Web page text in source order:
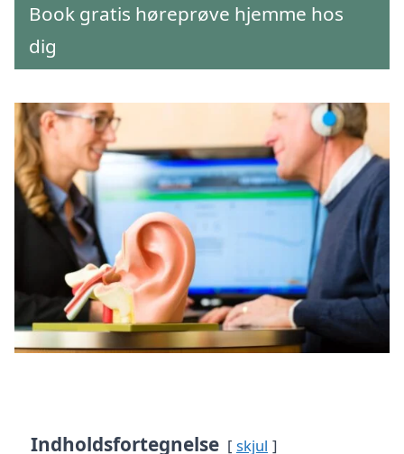
Book gratis høreprøve hjemme hos
dig
Indholdsfortegnelse skjul